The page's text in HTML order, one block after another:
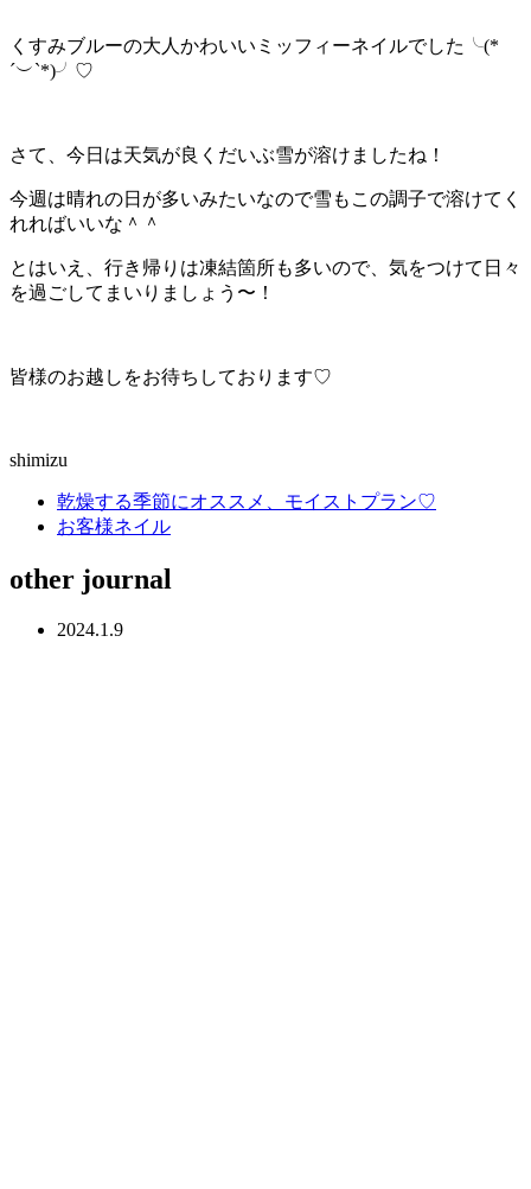
くすみブルーの大人かわいいミッフィーネイルでした╰(*
´︶`*)╯♡
さて、今日は天気が良くだいぶ雪が溶けましたね！
今週は晴れの日が多いみたいなので雪もこの調子で溶けてく
れればいいな＾＾
とはいえ、行き帰りは凍結箇所も多いので、気をつけて日々
を過ごしてまいりましょう〜！
皆様のお越しをお待ちしております♡
shimizu
乾燥する季節にオススメ、モイストプラン♡
お客様ネイル
other journal
2024.1.9